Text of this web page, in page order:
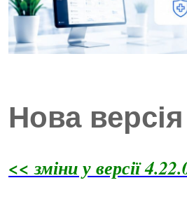
Нова
<< зміни у версії